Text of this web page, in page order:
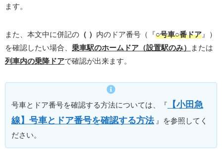
ます。
また、本文中に併記の （ ） 内のドア番号（『○号車○番ドア 』）
を確認したい場合、 乗車駅のホームドア（設置駅のみ）
または
列車内の乗降ドアで確認が出来ます。
号車とドア番号を確認する方法については、『
【小田急
線】号車とドア番号を確認する方法 』を参照してく
ださい。